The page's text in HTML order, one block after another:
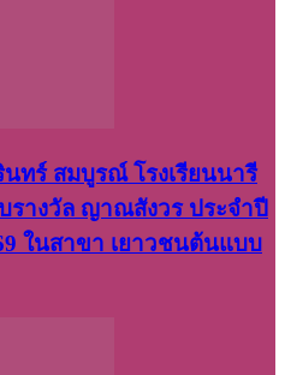
ทร์ สมบูรณ์ โรงเรียนนารี
รางวัล ญาณสังวร ประจำปี
ในสาขา เยาวชนต้นแบบ